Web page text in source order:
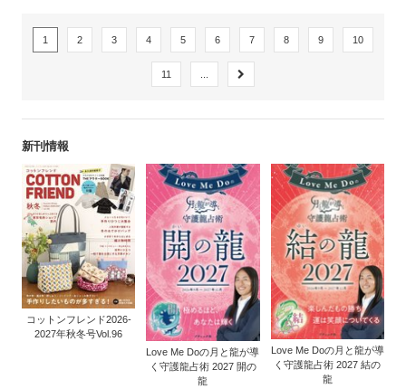
1 2 3 4 5 6 7 8 9 10
11
新刊情報
コットンフレンド2026-
2027年秋冬号Vol.96
Love Me Doの月と龍が導
く守護龍占術 2027 開の
龍
Love Me Doの月と龍が導
く守護龍占術 2027 結の
龍